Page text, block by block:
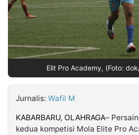
Follow
Kabarbaru
Elit Pro Academy, (Foto:
Jurnalis: Wafil M
KABARBARU, OLAHRAGA–
kedua kompetisi Mola Elite Pro